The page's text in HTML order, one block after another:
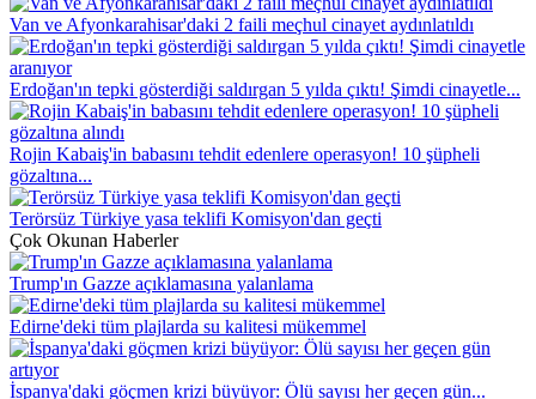
Van ve Afyonkarahisar'daki 2 faili meçhul cinayet aydınlatıldı
Erdoğan'ın tepki gösterdiği saldırgan 5 yılda çıktı! Şimdi cinayetle...
Rojin Kabaiş'in babasını tehdit edenlere operasyon! 10 şüpheli
gözaltına...
Terörsüz Türkiye yasa teklifi Komisyon'dan geçti
Çok Okunan Haberler
Trump'ın Gazze açıklamasına yalanlama
Edirne'deki tüm plajlarda su kalitesi mükemmel
İspanya'daki göçmen krizi büyüyor: Ölü sayısı her geçen gün...